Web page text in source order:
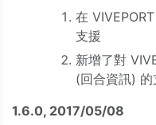
在
支援
新增了對
(回合資訊) 的
1.6.0, 2017/05/08